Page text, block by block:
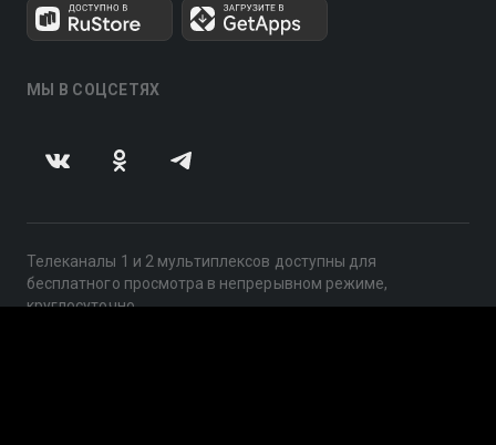
МЫ В СОЦСЕТЯХ
Телеканалы 1 и 2 мультиплексов доступны для
бесплатного просмотра в непрерывном режиме,
круглосуточно.